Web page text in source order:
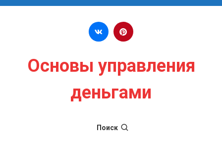
Перейти к содержимому
Основы управления
деньгами
Поиск